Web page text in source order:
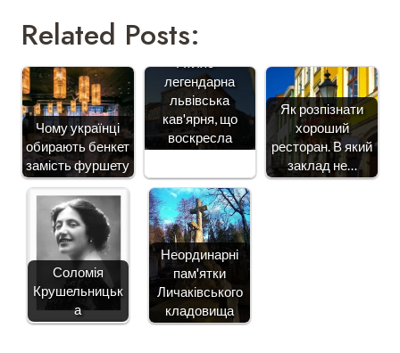
Related Posts:
Чому українці
обирають бенкет
замість фуршету
Атляс -
легендарна
львівська
кав'ярня, що
воскресла
Як розпізнати
хороший
ресторан. В який
заклад не…
Соломія
Крушельницьк
а
Неординарні
пам'ятки
Личаківського
кладовища